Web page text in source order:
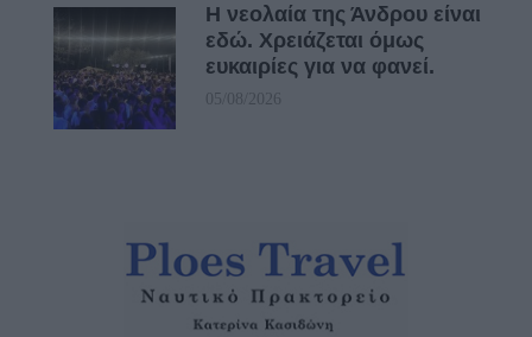
Η νεολαία της Άνδρου είναι
εδώ. Χρειάζεται όμως
ευκαιρίες για να φανεί.
05/08/2026